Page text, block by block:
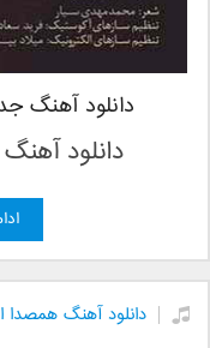
دانلود آهنگ
دانلود
دانلود آهنگ